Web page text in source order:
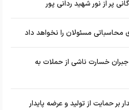
پر از نور شهید ردانی پور
محاسباتی مسئولان را نخواهد داد
خسارت ناشی از حملات به
بر حمایت از تولید و عرضه پایدار